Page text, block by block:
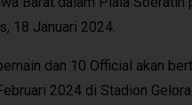
18 Januari 2024.
dan 10 Official akan
2024 di Stadion